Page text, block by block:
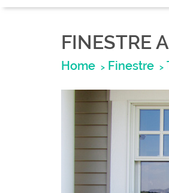
FINESTRE
Home Finestre